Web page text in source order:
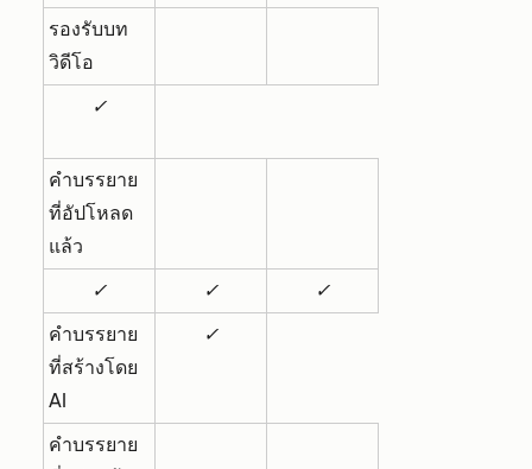
รองรับบท
วิดีโอ
✓
คำบรรยาย
ที่อัปโหลด
แล้ว
✓
✓
✓
คำบรรยาย
ที่สร้างโดย
AI
✓
คำบรรยาย